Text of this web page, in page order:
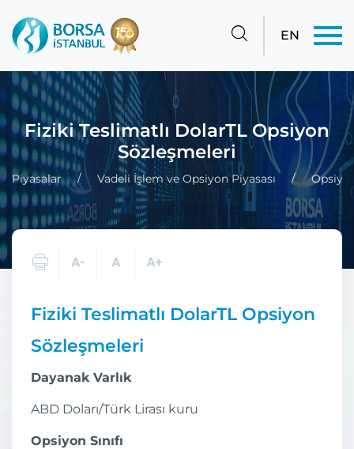
EN
Fiziki Teslimatlı DolarTL Opsiyon
Sözleşmeleri
Piyasalar Vadeli İşlem ve Opsiyon Piyasası
Fiziki Teslimatlı DolarTL Opsiyon
Sözleşmeleri
Dayanak Varlık
ABD Doları/Türk Lirası kuru
Opsiyon Sınıfı